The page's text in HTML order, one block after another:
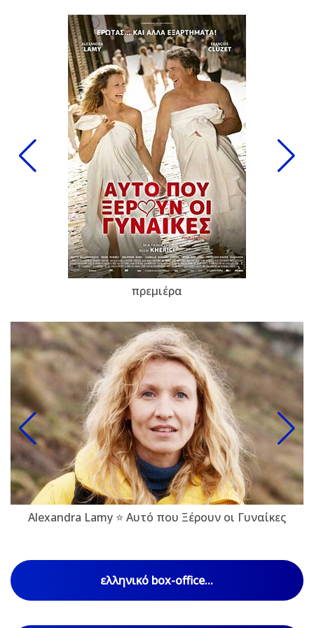
πρεμιέρα
Alexandra Lamy ⭐ Αυτό που Ξέρουν οι Γυναίκες
ελληνικό box-office...